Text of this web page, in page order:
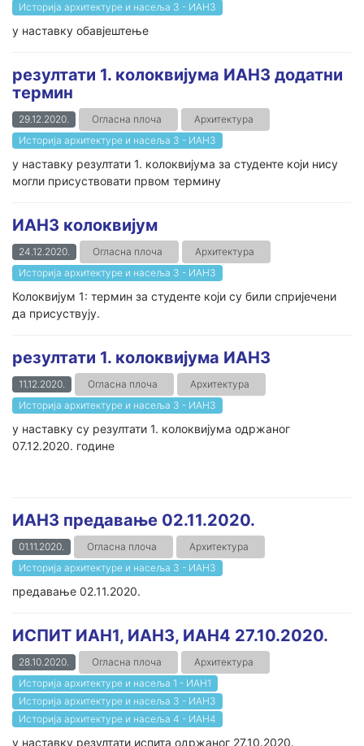
Историја архитектуре и насеља 3 - ИАН3
у наставку обавјештење
резултати 1. колоквијума ИАН3 додатни
термин
29.12.2020. Огласна плоча
Архитектура
Историја архитектуре и насеља 3 - ИАН3
у наставку резултати 1. колоквијума за студенте који нису
могли присуствовати првом термину
ИАН3 колоквијум
24.12.2020. Огласна плоча
Архитектура
Историја архитектуре и насеља 3 - ИАН3
Колоквијум 1: термин за студенте који су били спријечени
да присуствују.
резултати 1. колоквијума ИАН3
11.12.2020. Огласна плоча
Архитектура
Историја архитектуре и насеља 3 - ИАН3
у наставку су резултати 1. колоквијума одржаног
07.12.2020. године
ИАН3 предавање 02.11.2020.
01.11.2020. Огласна плоча
Архитектура
Историја архитектуре и насеља 3 - ИАН3
предавање 02.11.2020.
ИСПИТ ИАН1, ИАН3, ИАН4 27.10.2020.
28.10.2020. Огласна плоча
Архитектура
Историја архитектуре и насеља 1 - ИАН1
Историја архитектуре и насеља 3 - ИАН3
Историја архитектуре и насеља 4 - ИАН4
у наставку резултати испита одржаног 27.10.2020.